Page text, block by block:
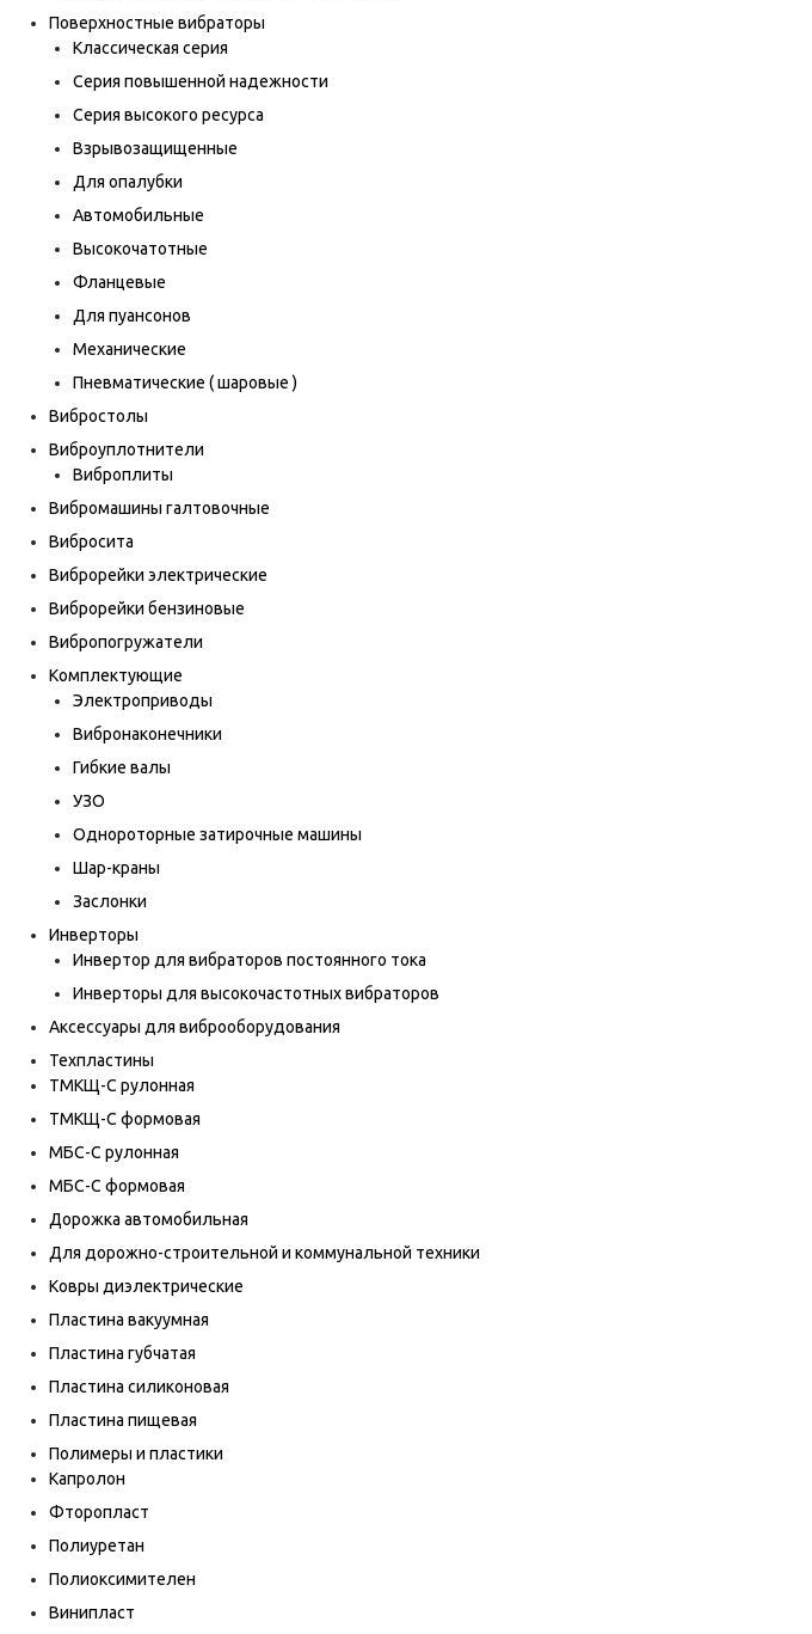
Поверхностные вибраторы
Классическая серия
Серия повышенной надежности
Серия высокого ресурса
Взрывозащищенные
Для опалубки
Автомобильные
Высокочатотные
Фланцевые
Для пуансонов
Механические
Пневматические ( шаровые )
Вибростолы
Виброуплотнители
Виброплиты
Вибромашины галтовочные
Вибросита
Виброрейки электрические
Виброрейки бензиновые
Вибропогружатели
Комплектующие
Электроприводы
Вибронаконечники
Гибкие валы
УЗО
Однороторные затирочные машины
Шар-краны
Заслонки
Инверторы
Инвертор для вибраторов постоянного тока
Инверторы для высокочастотных вибраторов
Аксессуары для виброоборудования
Техпластины
ТМКЩ-С рулонная
ТМКЩ-С формовая
МБС-С рулонная
МБС-С формовая
Дорожка автомобильная
Для дорожно-строительной и коммунальной техники
Ковры диэлектрические
Пластина вакуумная
Пластина губчатая
Пластина силиконовая
Пластина пищевая
Полимеры и пластики
Капролон
Фторопласт
Полиуретан
Полиоксимителен
Винипласт